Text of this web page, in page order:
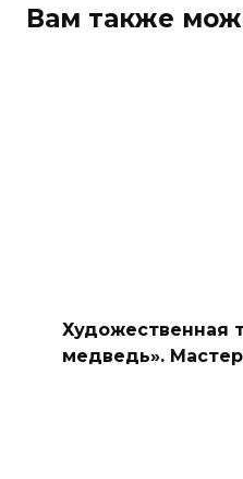
Вам также
Художественная
медведь».